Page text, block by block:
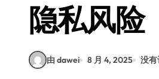
技术赋能科技
隐私风险
由 dawei 8 月 4, 2025 没